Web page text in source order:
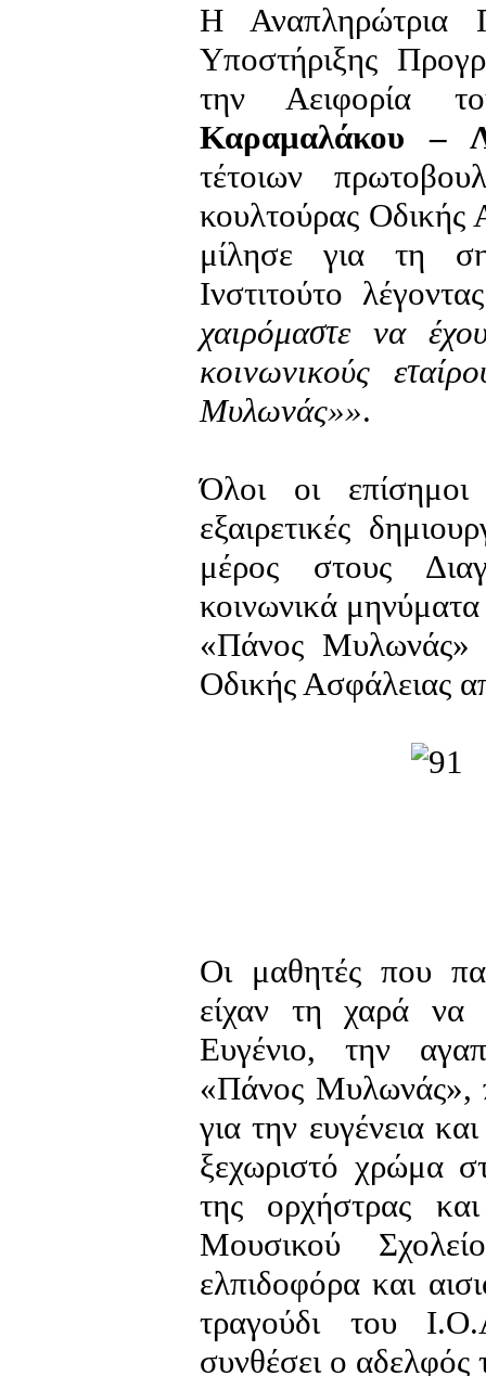
Η Αναπληρώτρια
Υποστήριξης
την Αειφορία
Καραμαλάκου –
τέτοιων
κουλτούρας Οδικής
μίλησε για τη
Ινστιτούτο
χαιρόμαστε να
κοινωνικούς
Μυλωνάς»».
Όλοι οι επίσημοι
εξαιρετικές
μέρος στους
κοινωνικά
«Πάνος Μυλωνάς»
Oδικής Ασφάλειας
Οι μαθητές που
είχαν τη χαρά να
Ευγένιο, την
«Πάνος Μυλωνάς»,
για την ευγένεια
ξεχωριστό χρώμα
της ορχήστρας
Μουσικού
ελπιδοφόρα και
τραγούδι του
συνθέσει ο